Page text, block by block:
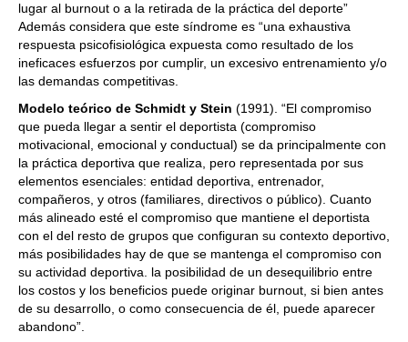
lugar al burnout o a la retirada de la práctica del deporte”
Además considera que este síndrome es “una exhaustiva
respuesta psicofisiológica expuesta como resultado de los
ineficaces esfuerzos por cumplir, un excesivo entrenamiento y/o
las demandas competitivas.
Modelo teórico de Schmidt y Stein (1991). “El compromiso
que pueda llegar a sentir el deportista (compromiso
motivacional, emocional y conductual) se da principalmente con
la práctica deportiva que realiza, pero representada por sus
elementos esenciales: entidad deportiva, entrenador,
compañeros, y otros (familiares, directivos o público). Cuanto
más alineado esté el compromiso que mantiene el deportista
con el del resto de grupos que configuran su contexto deportivo,
más posibilidades hay de que se mantenga el compromiso con
su actividad deportiva. la posibilidad de un desequilibrio entre
los costos y los beneficios puede originar burnout, si bien antes
de su desarrollo, o como consecuencia de él, puede aparecer
abandono”.